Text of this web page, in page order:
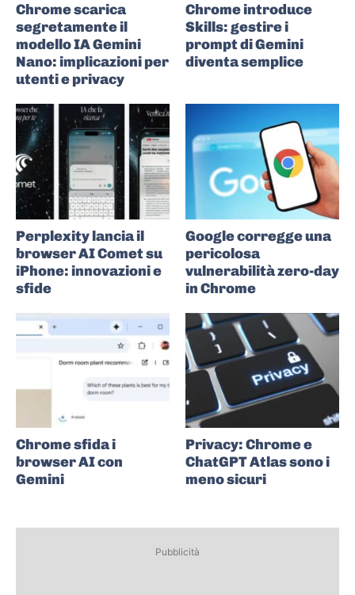
Chrome scarica
segretamente il
modello IA Gemini
Nano: implicazioni per
utenti e privacy
Chrome introduce
Skills: gestire i
prompt di Gemini
diventa semplice
Perplexity lancia il
browser AI Comet su
iPhone: innovazioni e
sfide
Google corregge una
pericolosa
vulnerabilità zero-day
in Chrome
Chrome sfida i
browser AI con
Gemini
Privacy: Chrome e
ChatGPT Atlas sono i
meno sicuri
Pubblicità